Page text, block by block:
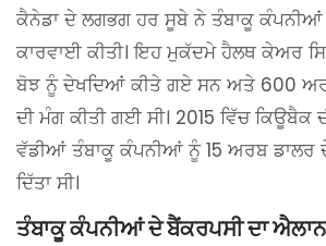
ਕੈਨੇਡਾ ਦੇ ਲਗਭਗ ਹਰ ਸੂਬੇ ਨੇ ਤੰਬਾਕੂ ਕੰਪਨੀਆਂ
ਕਾਰਵਾਈ ਕੀਤੀ। ਇਹ ਮੁਕੱਦਮੇ ਹੈਲਥ ਕੇਅਰ
ਬੋਝ ਨੂੰ ਦੇਖਦਿਆਂ ਕੀਤੇ ਗਏ ਸਨ ਅਤੇ 600
ਦੀ ਮੰਗ ਕੀਤੀ ਗਈ ਸੀ। 2015 ਵਿੱਚ ਕਿਊਬੈਕ
ਵੱਡੀਆਂ ਤੰਬਾਕੂ ਕੰਪਨੀਆਂ ਨੂੰ 15 ਅਰਬ ਡਾਲਰ
ਦਿੱਤਾ ਸੀ।
ਤੰਬਾਕੂ ਕੰਪਨੀਆਂ ਦੇ ਬੈਂਕਰਪਸੀ ਦਾ